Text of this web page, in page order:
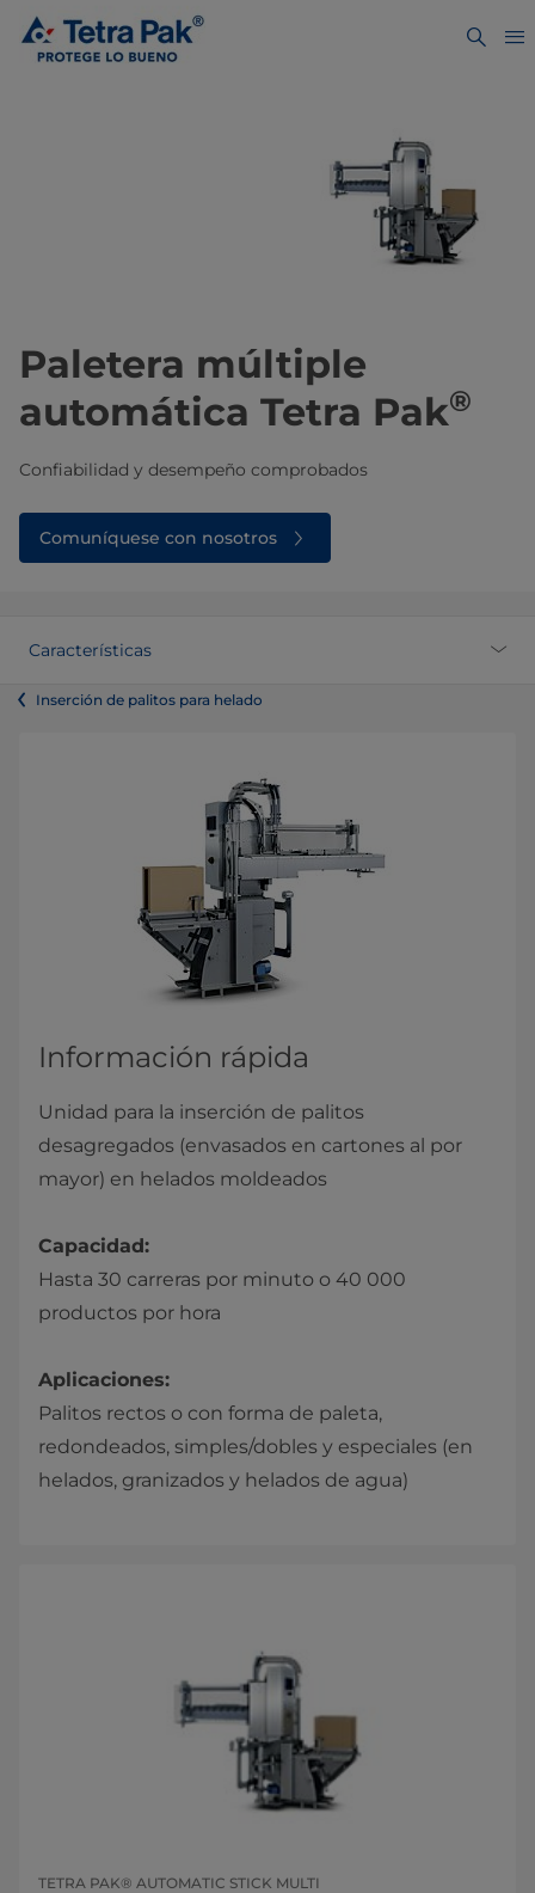
Paletera múltiple
automática Tetra Pak®
Confiabilidad y desempeño comprobados
Comuníquese con nosotros
Características
Inserción de palitos para helado
Información rápida
Unidad para la inserción de palitos
desagregados (envasados en cartones al por
mayor) en helados moldeados
Capacidad:
Hasta 30 carreras por minuto o 40 000
productos por hora
Aplicaciones:
Palitos rectos o con forma de paleta,
redondeados, simples/dobles y especiales (en
helados, granizados y helados de agua)
TETRA PAK® AUTOMATIC STICK MULTI